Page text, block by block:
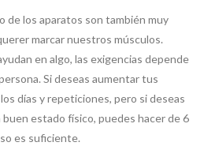
de los aparatos son también muy
marcar nuestros músculos.
en algo, las exigencias depende
Si deseas aumentar tus
días y repeticiones, pero si deseas
estado físico, puedes hacer de 6
es suficiente.